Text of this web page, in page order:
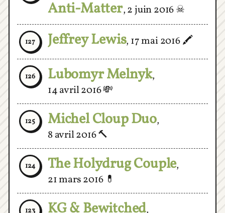
127 Jeffrey Lewis,17 mai 2016🖍
126 Lubomyr Melnyk,
14 avril 2016💸
125 Michel Cloup Duo,
8 avril 2016🔨
124 The Holydrug Couple,
21 mars 2016💊
123 KG & Bewitched,
11 février 2016📺